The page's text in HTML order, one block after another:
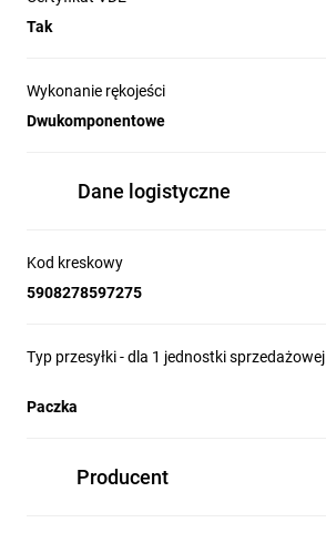
Tak
Wykonanie rękojeści
Dwukomponentowe
Dane logistyczne
Kod kreskowy
5908278597275
Typ przesyłki - dla 1 jednostki sprzedażowej
Paczka
Producent